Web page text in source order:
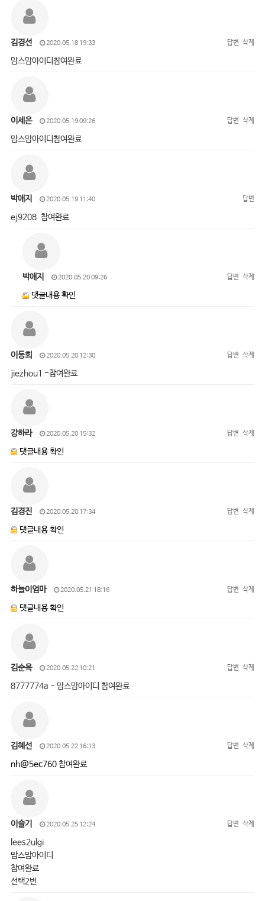
김경선 2020.05.18 19:33 답변 삭제
맘스맘아이디참여완료
이세은 2020.05.19 09:26 답변 삭제
맘스맘아이디참여완료
박애지 2020.05.19 11:40 답변
ej9208 참여완료
박애지 2020.05.20 09:26 답변 삭제
댓글내용 확인
이동희 2020.05.20 12:30 답변 삭제
jiezhou1 -참여완료
강하라 2020.05.20 15:32 답변 삭제
댓글내용 확인
김경진 2020.05.20 17:34 답변 삭제
댓글내용 확인
하늘이엄마 2020.05.21 18:16 답변 삭제
댓글내용 확인
김순옥 2020.05.22 10:21 답변 삭제
8777774a - 맘스맘아이디 참여완료
김혜선 2020.05.22 16:13 답변 삭제
nh@5ec760참여완료
이슬기 2020.05.25 12:24 답변 삭제
lees2ulgi
맘스맘아이디
참여완료
선택2번